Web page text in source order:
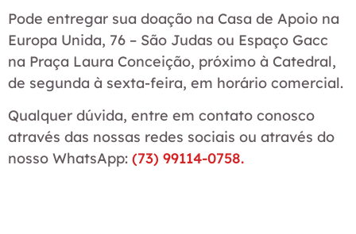
Pode entregar sua doação na Casa de Apoio na
Europa Unida, 76 – São Judas ou Espaço Gacc
na Praça Laura Conceição, próximo à Catedral,
de segunda à sexta-feira, em horário comercial.
Qualquer dúvida, entre em contato conosco
através das nossas redes sociais ou através do
nosso WhatsApp: (73) 99114-0758.